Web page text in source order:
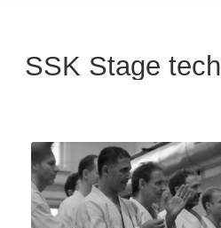
SSK Stage